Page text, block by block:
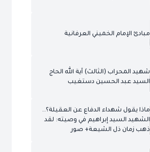
مبادئ الإمام الخميني العرفانية
شهيد المحراب (الثالث) آية الله الحاج
السيد عبد الحسين دستغيب
ماذا يقول شهداء الدفاع عن العقيلة؟..
الشهيد السيد إبراهيم في وصيته: لقد
ذهب زمان ذل الشيعة+ صور